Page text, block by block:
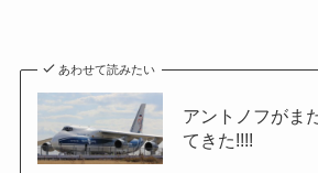
あわせて読みたい
アントノフがま
てきた!!!!